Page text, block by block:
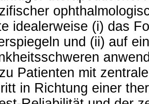
idealerweise (i) das
und (ii) auf
Patienten mit
in Richtung einer